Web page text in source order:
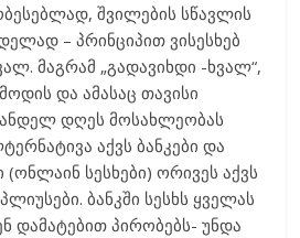
შვილების სწავლის
– პრინციპით ვისესხებ
მაგრამ „გადავიხდი -ხვალ“,
და ამასაც თავისი
დღეს მოსახლეობას
აქვს ბანკები და
სესხები) ორივეს აქვს
ბანკში სესხს ყველას
დამატებით პირობებს- უნდა